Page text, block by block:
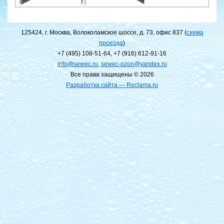
125424, г. Москва, Волоколамское шоссе, д. 73, офис 837 (схема
проезда)
+7 (495) 108-51-64, +7 (916) 612-91-16
info@sewec.ru, sewec-ozon@yandex.ru
Все права защищены © 2026
Разработка сайта — Reclama.ru